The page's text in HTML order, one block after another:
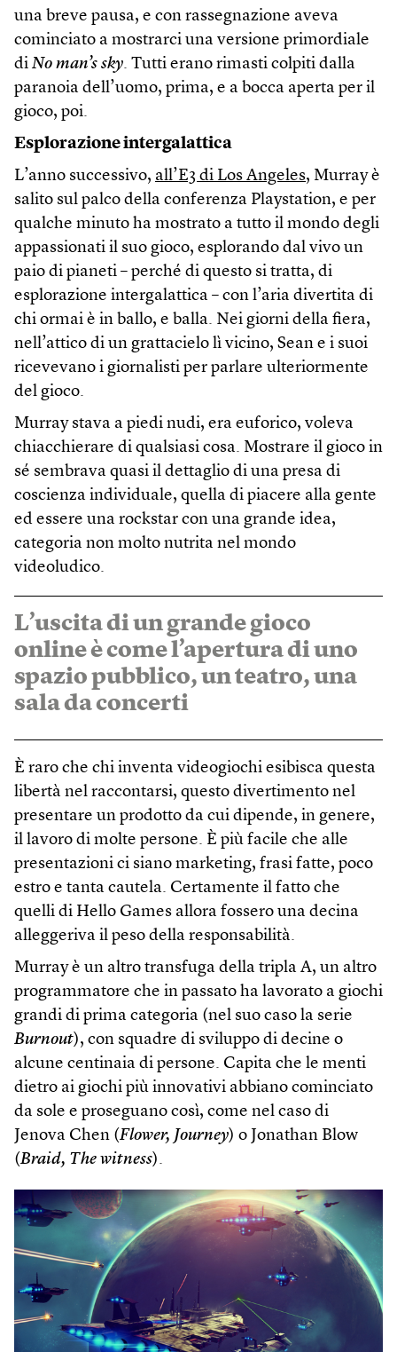
una breve pausa, e con rassegnazione aveva
cominciato a mostrarci una versione primordiale
di No man’s sky. Tutti erano rimasti colpiti dalla
paranoia dell’uomo, prima, e a bocca aperta per il
gioco, poi.
Esplorazione intergalattica
L’anno successivo, all’E3 di Los Angeles, Murray è
salito sul palco della conferenza Playstation, e per
qualche minuto ha mostrato a tutto il mondo degli
appassionati il suo gioco, esplorando dal vivo un
paio di pianeti – perché di questo si tratta, di
esplorazione intergalattica – con l’aria divertita di
chi ormai è in ballo, e balla. Nei giorni della fiera,
nell’attico di un grattacielo lì vicino, Sean e i suoi
ricevevano i giornalisti per parlare ulteriormente
del gioco.
Murray stava a piedi nudi, era euforico, voleva
chiacchierare di qualsiasi cosa. Mostrare il gioco in
sé sembrava quasi il dettaglio di una presa di
coscienza individuale, quella di piacere alla gente
ed essere una rockstar con una grande idea,
categoria non molto nutrita nel mondo
videoludico.
L’uscita di un grande gioco
online è come l’apertura di uno
spazio pubblico, un teatro, una
sala da concerti
È raro che chi inventa videogiochi esibisca questa
libertà nel raccontarsi, questo divertimento nel
presentare un prodotto da cui dipende, in genere,
il lavoro di molte persone. È più facile che alle
presentazioni ci siano marketing, frasi fatte, poco
estro e tanta cautela. Certamente il fatto che
quelli di Hello Games allora fossero una decina
alleggeriva il peso della responsabilità.
Murray è un altro transfuga della tripla A, un altro
programmatore che in passato ha lavorato a giochi
grandi di prima categoria (nel suo caso la serie
Burnout), con squadre di sviluppo di decine o
alcune centinaia di persone. Capita che le menti
dietro ai giochi più innovativi abbiano cominciato
da sole e proseguano così, come nel caso di
Jenova Chen (Flower, Journey) o Jonathan Blow
(Braid, The witness).